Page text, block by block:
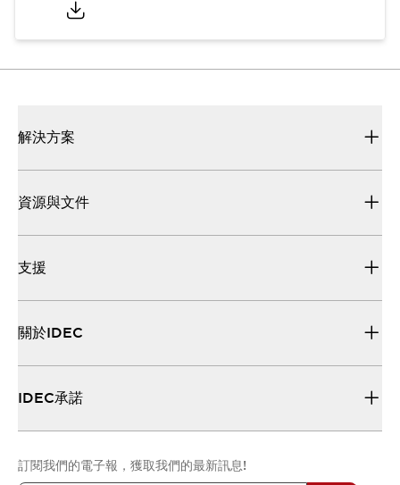
解決方案
資源與文件
支援
關於IDEC
IDEC承諾
訂閱我們的電子報，獲取我們的最新訊息!